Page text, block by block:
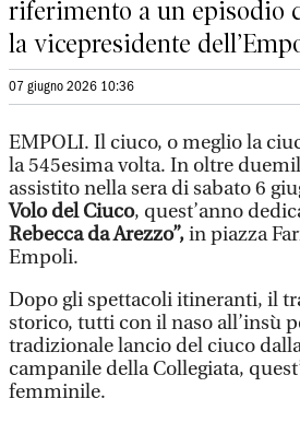
riferimento a un episodio
la vicepresidente
07 giugno 2026 10:36
EMPOLI. Il ciuco, o meglio la
la 545esima volta. In oltre
assistito nella sera di sabato 6
Volo del Ciuco, quest’anno
Rebecca da Arezzo”,in piazza
Empoli.
Dopo gli spettacoli itineranti, il
storico, tutti con il naso all’insù
tradizionale lancio del ciuco
campanile della Collegiata,
femminile.